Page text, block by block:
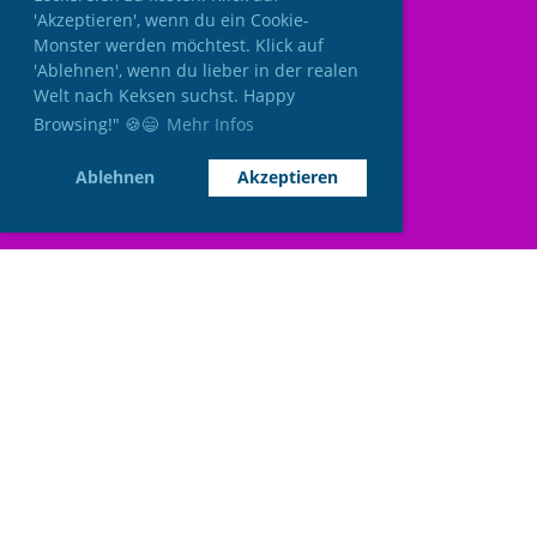
'Akzeptieren', wenn du ein Cookie-
Monster werden möchtest. Klick auf
'Ablehnen', wenn du lieber in der realen
Welt nach Keksen suchst. Happy
Browsing!" 🍪😄 Mehr Infos
Ablehnen Akzeptieren